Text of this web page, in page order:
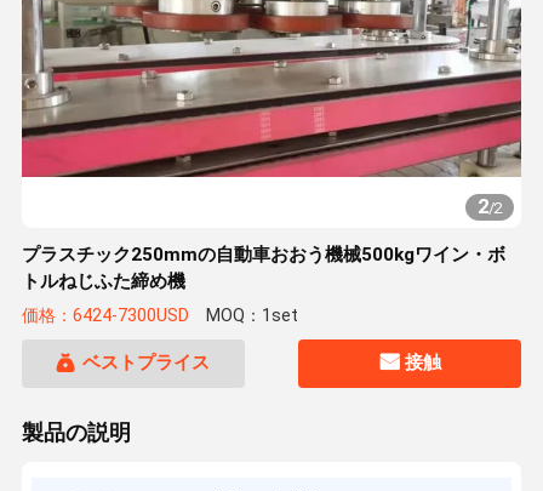
2/2
プラスチック250mmの自動車おおう機械500kgワイン・ボ
トルねじふた締め機
価格：6424-7300USD MOQ：1set
ベストプライス 接触
製品の説明